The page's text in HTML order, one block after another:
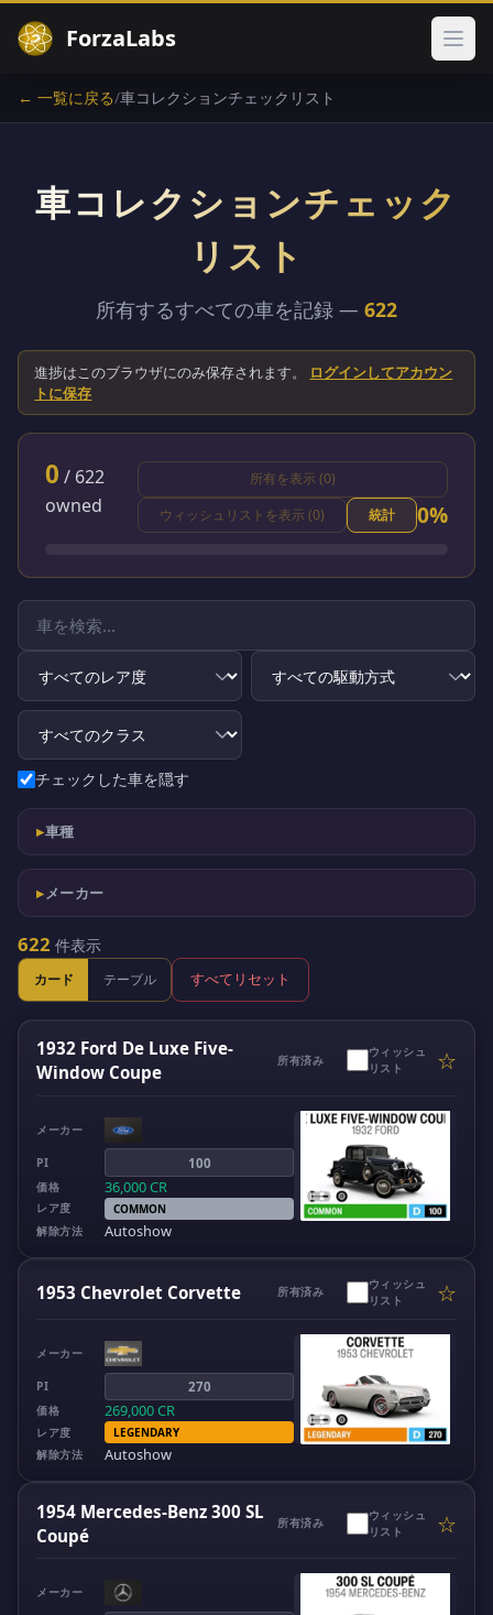
ForzaLabs メイ
← 一覧に戻る/車コレクションチェックリスト
車コレクションチェック
リスト
所有するすべての車を記録 — 622
進捗はこのブラウザにのみ保存されます。
ログインしてアカウン
トに保存
0 / 622
owned
所有を表示 (0)
ウィッシュリストを表示 (0)
統計 0%
チェックした車を隠す
▸車種
▸メーカー
622 件表示
カード テーブル すべてリセット
1932 Ford De Luxe Five-
Window Coupe
所有済み
ウィッシュ
リスト
☆
メーカー
PI 100
価格 36,000CR
レア度
COMMON
解除方法
Autoshow
1953 Chevrolet Corvette 所有済み
ウィッシュ
リスト
☆
メーカー
PI 270
価格 269,000CR
レア度
LEGENDARY
解除方法
Autoshow
1954 Mercedes-Benz 300 SL
Coupé
所有済み
ウィッシュ
リスト
☆
メーカー